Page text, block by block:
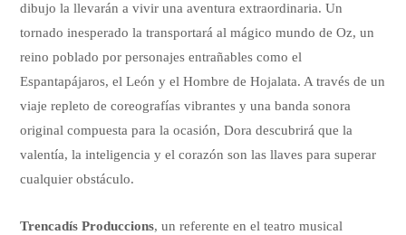
dibujo la llevarán a vivir una aventura extraordinaria. Un
tornado inesperado la transportará al mágico mundo de Oz, un
reino poblado por personajes entrañables como el
Espantapájaros, el León y el Hombre de Hojalata. A través de un
viaje repleto de coreografías vibrantes y una banda sonora
original compuesta para la ocasión, Dora descubrirá que la
valentía, la inteligencia y el corazón son las llaves para superar
cualquier obstáculo.
Trencadís Produccions, un referente en el teatro musical